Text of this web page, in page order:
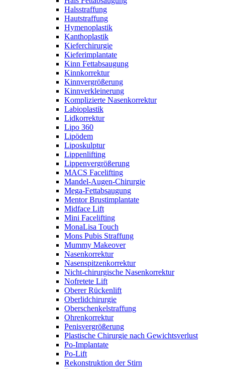
Halsstraffung
Hautstraffung
Hymenoplastik
Kanthoplastik
Kieferchirurgie
Kieferimplantate
Kinn Fettabsaugung
Kinnkorrektur
Kinnvergrößerung
Kinnverkleinerung
Komplizierte Nasenkorrektur
Labioplastik
Lidkorrektur
Lipo 360
Lipödem
Liposkulptur
Lippenlifting
Lippenvergrößerung
MACS Facelifting
Mandel-Augen-Chirurgie
Mega-Fettabsaugung
Mentor Brustimplantate
Midface Lift
Mini Facelifting
MonaLisa Touch
Mons Pubis Straffung
Mummy Makeover
Nasenkorrektur
Nasenspitzenkorrektur
Nicht-chirurgische Nasenkorrektur
Nofretete Lift
Oberer Rückenlift
Oberlidchirurgie
Oberschenkelstraffung
Ohrenkorrektur
Penisvergrößerung
Plastische Chirurgie nach Gewichtsverlust
Po-Implantate
Po-Lift
Rekonstruktion der Stirn